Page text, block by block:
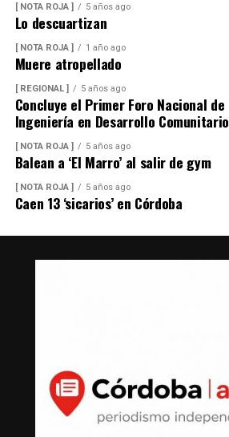
[ NOTA ROJA ] 5 años ago
Lo descuartizan
[ NOTA ROJA ] 1 año ago
Muere atropellado
[ REGIONAL ] 5 años ago
Concluye el Primer Foro Nacional de
Ingeniería en Desarrollo Comunitario
[ NOTA ROJA ] 5 años ago
Balean a ‘El Marro’ al salir de gym
[ NOTA ROJA ] 5 años ago
Caen 13 ‘sicarios’ en Córdoba